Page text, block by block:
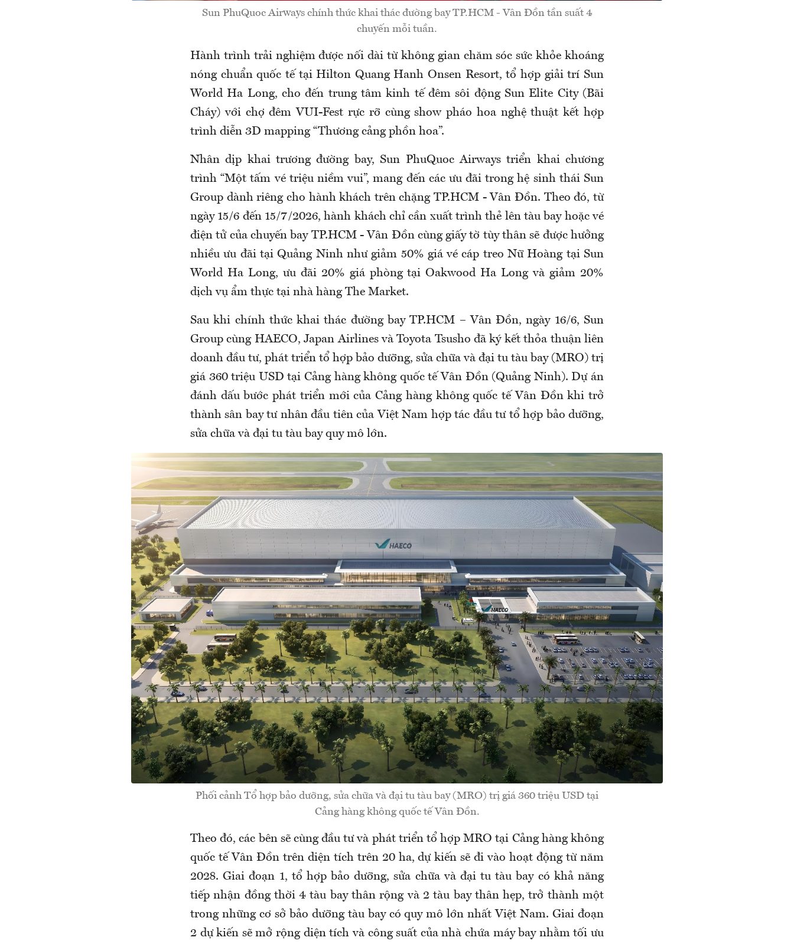
Sun PhuQuoc Airways chính thức khai thác đường bay TP.HCM - Vân Đồn tần suất 4
chuyến mỗi tuần.
Hành trình trải nghiệm được nối dài từ không gian chăm sóc sức khỏe khoáng
nóng chuẩn quốc tế tại Hilton Quang Hanh Onsen Resort, tổ hợp giải trí Sun
World Ha Long, cho đến trung tâm kinh tế đêm sôi động Sun Elite City (Bãi
Cháy) với chợ đêm VUI-Fest rực rỡ cùng show pháo hoa nghệ thuật kết hợp
trình diễn 3D mapping “Thương cảng phồn hoa”.
Nhân dịp khai trương đường bay, Sun PhuQuoc Airways triển khai chương
trình “Một tấm vé triệu niềm vui”, mang đến các ưu đãi trong hệ sinh thái Sun
Group dành riêng cho hành khách trên chặng TP.HCM - Vân Đồn. Theo đó, từ
ngày 15/6 đến 15/7/2026, hành khách chỉ cần xuất trình thẻ lên tàu bay hoặc vé
điện tử của chuyến bay TP.HCM - Vân Đồn cùng giấy tờ tùy thân sẽ được hưởng
nhiều ưu đãi tại Quảng Ninh như giảm 50% giá vé cáp treo Nữ Hoàng tại Sun
World Ha Long, ưu đãi 20% giá phòng tại Oakwood Ha Long và giảm 20%
dịch vụ ẩm thực tại nhà hàng The Market.
Sau khi chính thức khai thác đường bay TP.HCM – Vân Đồn, ngày 16/6, Sun
Group cùng HAECO, Japan Airlines và Toyota Tsusho đã ký kết thỏa thuận liên
doanh đầu tư, phát triển tổ hợp bảo dưỡng, sửa chữa và đại tu tàu bay (MRO) trị
giá 360 triệu USD tại Cảng hàng không quốc tế Vân Đồn (Quảng Ninh). Dự án
đánh dấu bước phát triển mới của Cảng hàng không quốc tế Vân Đồn khi trở
thành sân bay tư nhân đầu tiên của Việt Nam hợp tác đầu tư tổ hợp bảo dưỡng,
sửa chữa và đại tu tàu bay quy mô lớn.
Phối cảnh Tổ hợp bảo dưỡng, sửa chữa và đại tu tàu bay (MRO) trị giá 360 triệu USD tại
Cảng hàng không quốc tế Vân Đồn.
Theo đó, các bên sẽ cùng đầu tư và phát triển tổ hợp MRO tại Cảng hàng không
quốc tế Vân Đồn trên diện tích trên 20 ha, dự kiến sẽ đi vào hoạt động từ năm
2028. Giai đoạn 1, tổ hợp bảo dưỡng, sửa chữa và đại tu tàu bay có khả năng
tiếp nhận đồng thời 4 tàu bay thân rộng và 2 tàu bay thân hẹp, trở thành một
trong những cơ sở bảo dưỡng tàu bay có quy mô lớn nhất Việt Nam. Giai đoạn
2 dự kiến sẽ mở rộng diện tích và công suất của nhà chứa máy bay nhằm tối ưu